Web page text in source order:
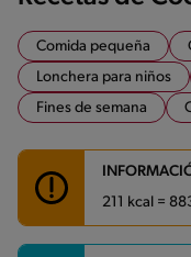
Comida pequeña
Lonchera para niños
Fines de semana
211 kcal =